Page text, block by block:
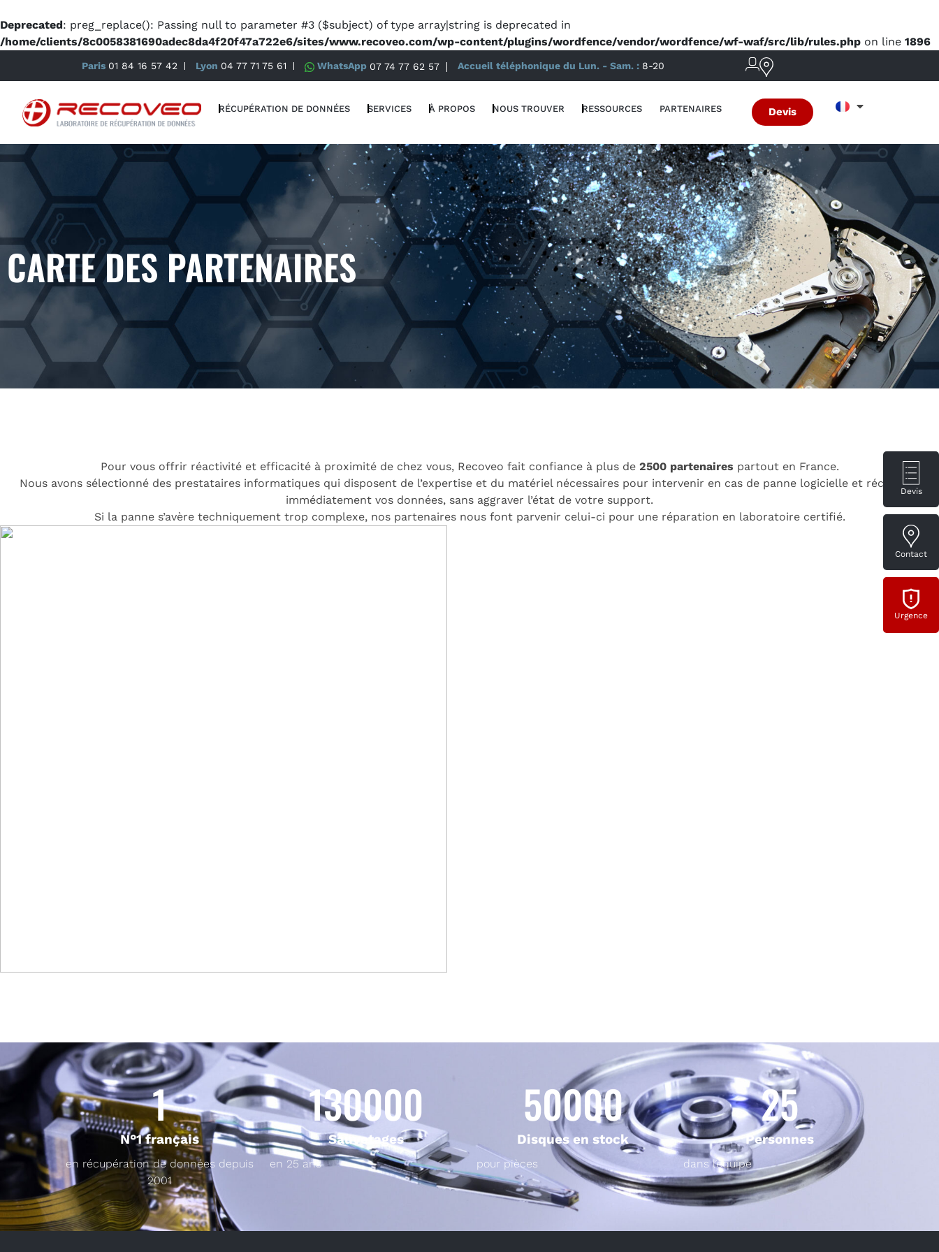
Deprecated: preg_replace(): Passing null to parameter #3 ($subject) of type array|string is deprecated in
/home/clients/8c0058381690adec8da4f20f47a722e6/sites/www.recoveo.com/wp-content/plugins/wordfence/vendor/wordfence/wf-waf/src/lib/rules.php on line 1896
Devis
Contact
Urgence
Paris 01 84 16 57 42 Lyon 04 77 71 75 61 WhatsApp 07 74 77 62 57 Accueil téléphonique du Lun. - Sam. : 8-20
RÉCUPÉRATION DE DONNÉES SERVICES À PROPOS NOUS TROUVER RESSOURCES PARTENAIRES Devis
CARTE DES PARTENAIRES
Pour vous offrir réactivité et efficacité à proximité de chez vous, Recoveo fait confiance à plus de 2500 partenaires partout en France.
Nous avons sélectionné des prestataires informatiques qui disposent de l’expertise et du matériel nécessaires pour intervenir en cas de panne logicielle et récupérer
immédiatement vos données, sans aggraver l’état de votre support.
Si la panne s’avère techniquement trop complexe, nos partenaires nous font parvenir celui-ci pour une réparation en laboratoire certifié.
N°1 français
1
en récupération de données depuis
2001
Sauvetages
130000
en 25 ans
Disques en stock
50000
pour pièces
Personnes
25
dans l’équipe